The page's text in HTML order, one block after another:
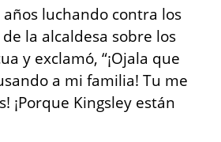
luchando contra los
la alcaldesa sobre los
y exclamó, “¡Ojala que
a mi familia! Tu me
¡Porque Kingsley están